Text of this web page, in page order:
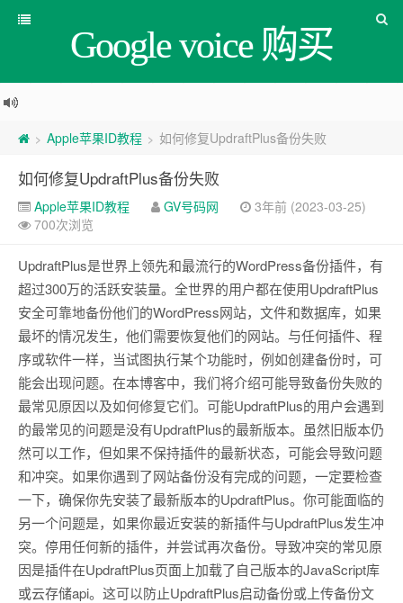
Google voice 购买
> Apple苹果ID教程 > 如何修复UpdraftPlus备份失败
如何修复UpdraftPlus备份失败
Apple苹果ID教程 GV号码网
3年前 (2023-03-25)
700次浏览
UpdraftPlus是世界上领先和最流行的WordPress备份插件，有
超过300万的活跃安装量。全世界的用户都在使用UpdraftPlus
安全可靠地备份他们的WordPress网站，文件和数据库，如果
最坏的情况发生，他们需要恢复他们的网站。与任何插件、程
序或软件一样，当试图执行某个功能时，例如创建备份时，可
能会出现问题。在本博客中，我们将介绍可能导致备份失败的
最常见原因以及如何修复它们。可能UpdraftPlus的用户会遇到
的最常见的问题是没有UpdraftPlus的最新版本。虽然旧版本仍
然可以工作，但如果不保持插件的最新状态，可能会导致问题
和冲突。如果你遇到了网站备份没有完成的问题，一定要检查
一下，确保你先安装了最新版本的UpdraftPlus。你可能面临的
另一个问题是，如果你最近安装的新插件与UpdraftPlus发生冲
突。停用任何新的插件，并尝试再次备份。导致冲突的常见原
因是插件在UpdraftPlus页面上加载了自己版本的JavaScript库
或云存储api。这可以防止UpdraftPlus启动备份或上传备份文